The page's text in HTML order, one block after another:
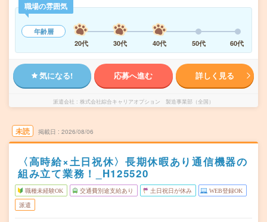
職場の雰囲気
年齢層
20代
30代 40代 50代 60代
気になる! 応募へ進む 詳しく見る
派遣会社 株式会社綜合キャリアオプション 製造事業部（全国）
未読 掲載日 2026/08/06
〈高時給×土日祝休〉長期休暇あり通信機器の
組み立て業務！_H125520
職種未経験OK 交通費別途支給あり 土日祝日が休み WEB登録OK
派遣